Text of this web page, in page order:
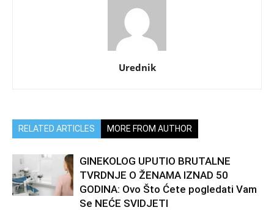
Urednik
RELATED ARTICLES MORE FROM AUTHOR
GINEKOLOG UPUTIO BRUTALNE
TVRDNJE O ŽENAMA IZNAD 50
GODINA: Ovo Što Ćete pogledati Vam
Se NEĆE SVIDJETI